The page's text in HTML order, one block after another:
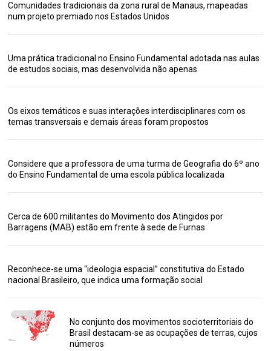
Comunidades tradicionais da zona rural de Manaus, mapeadas
num projeto premiado nos Estados Unidos
Uma prática tradicional no Ensino Fundamental adotada nas aulas
de estudos sociais, mas desenvolvida não apenas
Os eixos temáticos e suas interações interdisciplinares com os
temas transversais e demais áreas foram propostos
Considere que a professora de uma turma de Geografia do 6º ano
do Ensino Fundamental de uma escola pública localizada
Cerca de 600 militantes do Movimento dos Atingidos por
Barragens (MAB) estão em frente à sede de Furnas
Reconhece-se uma “ideologia espacial” constitutiva do Estado
nacional Brasileiro, que indica uma formação social
No conjunto dos movimentos socioterritoriais do
Brasil destacam-se as ocupações de terras, cujos
números